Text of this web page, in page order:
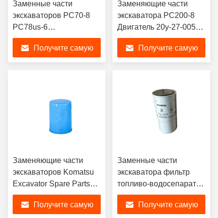
Заменные части
экскаваторов PC70-8
PC78us-6
Гидравлический
главный насос 708-3t-
00151 708-3t-01151 708-
11210 708-3t-04240
Гидравлический насос
Получите самую
Заменяющие части
экскаватора PC200-8
Двигатель 20y-27-00500
PC200-3 Финальный
привод для экскаватора
Komatsu
Получите самую
Заменяющие части
экскаваторов Komatsu
Excavator Spare Parts
PC56-7 Cartridge
KT15831-3243-1 Китай
Получите самую
Заменные части
экскаватора фильтр
топливо-водосепаратор
P553200 6003113210
6003114500
Получите самую